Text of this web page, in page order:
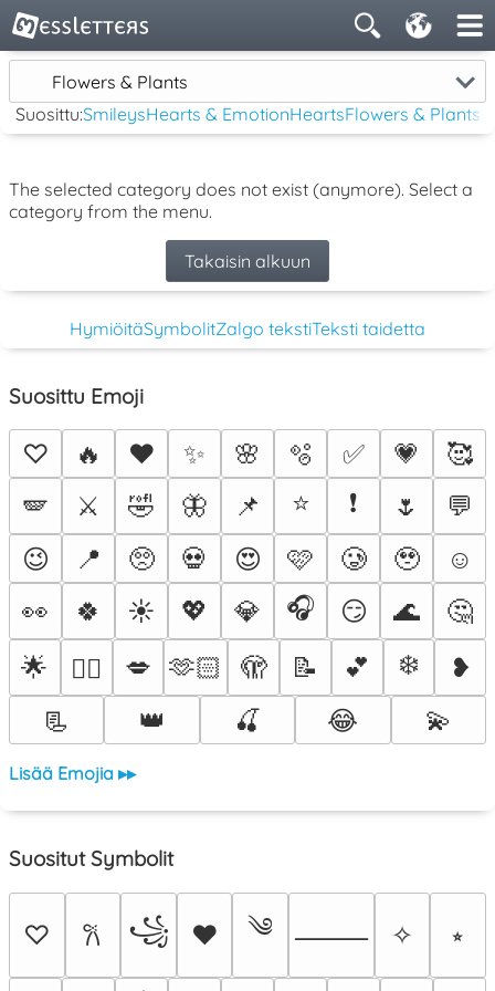
Flowers & Plants
Suosittu:SmileysHearts & EmotionHeartsFlowers & Plants
The selected category does not exist (anymore). Select a
category from the menu.
Takaisin alkuun
HymiöitäSymbolitZalgo tekstiTeksti taidetta
Suosittu Emoji
♡ 🔥 ❤️ ✨ 🌸 🫧 ✅ 💗
🥰
🪽
⚔️ 🤣 🦋 📌 ⭐ ❗ 🌷
💬
😉
📍 🥺 💀 😍 🩷 🥲 🥹
☺️
👀
🍀 ☀️ 💖 💎 🎧 😏 🌊
🤔
🌟
❤️‍🔥 💋 🫶🏻 🫣 📝 💕 ❄️
❥
📃
👑 🍒 😂 💫
Lisää Emojia ▸▸
Suositut Symbolit
♡ 𐙚 ꧁ ♥ ༄ ⸻ ✧ ⭒